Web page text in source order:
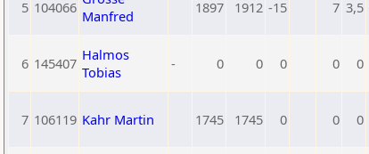
5 104066 Manfred
1897 1912 -15 7 3,5
6 145407 Halmos
Tobias
- 0 0 0 0 0
7 106119 Kahr Martin 1745 1745 0 0 0